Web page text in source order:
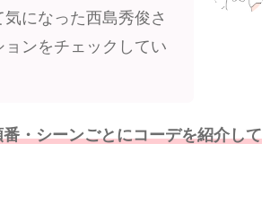
になった西島秀俊さ
ョンをチェックしてい
・シーンごとにコーデを紹介して